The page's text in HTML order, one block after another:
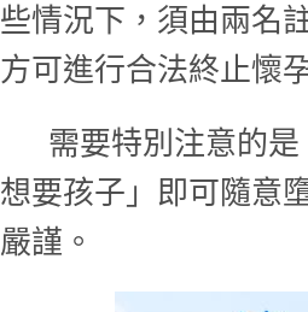
些情況下，須由兩名
方可進行合法終止懷
需要特別注意的
想要孩子」即可隨意
嚴謹。